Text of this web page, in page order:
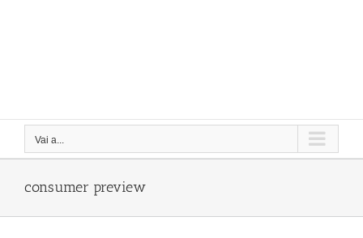
Vai a...
consumer preview